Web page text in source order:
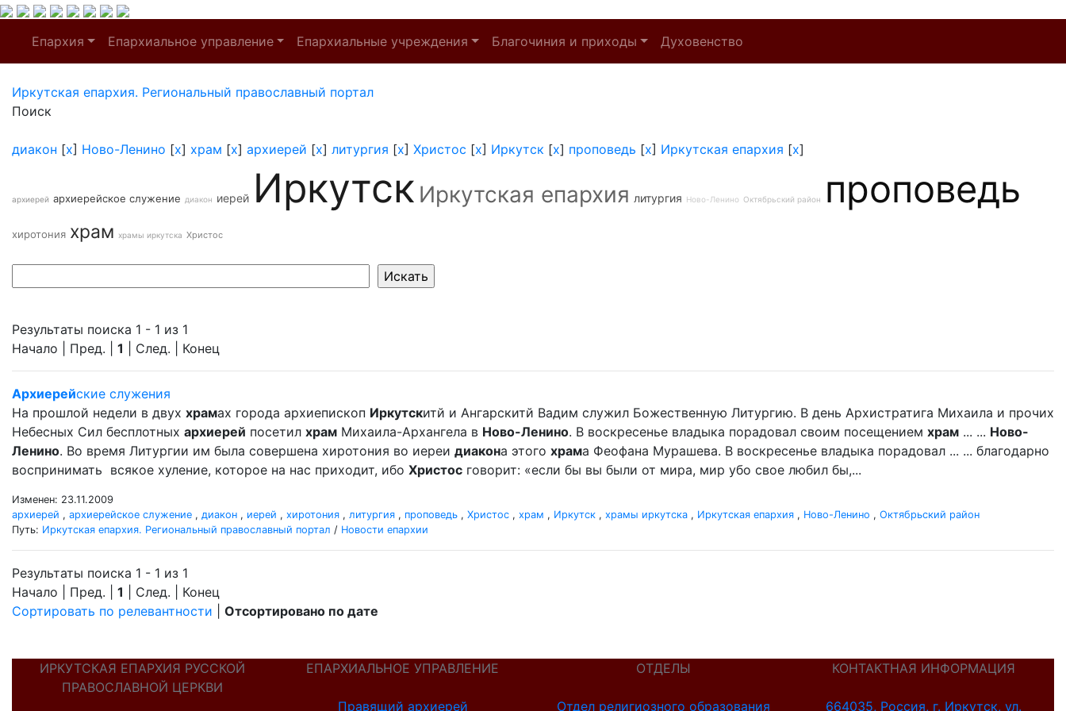
Епархия Епархиальное управление Епархиальные учреждения Благочиния и приходы Духовенство
Иркутская епархия. Региональный православный портал
Поиск
диакон [x] Ново-Ленино [x] храм [x] архиерей [x] литургия [x] Христос [x] Иркутск [x] проповедь [x] Иркутская епархия [x]
архиерей архиерейское служение диакон иерей Иркутск Иркутская епархия литургия Ново-Ленино Октябрьский район проповедь
хиротония храм храмы иркутска Христос
Результаты поиска 1 - 1 из 1
Начало | Пред. | 1 | След. | Конец
Архиерейские служения
На прошлой недели в двух храмах города архиепископ Иркутскитй и Ангарскитй Вадим служил Божественную Литургию. В день Архистратига Михаила и прочих
Небесных Сил бесплотных архиерей посетил храм Михаила-Архангела в Ново-Ленино. В воскресенье владыка порадовал своим посещением храм ... ... Ново-
Ленино. Во время Литургии им была совершена хиротония во иереи диакона этого храма Феофана Мурашева. В воскресенье владыка порадовал ... ... благодарно
воспринимать всякое хуление, которое на нас приходит, ибо Христос говорит: «если бы вы были от мира, мир убо свое любил бы,...
Изменен: 23.11.2009
архиерей , архиерейское служение , диакон , иерей , хиротония , литургия , проповедь , Христос , храм , Иркутск , храмы иркутска , Иркутская епархия , Ново-Ленино , Октябрьский район
Путь: Иркутская епархия. Региональный православный портал / Новости епархии
Результаты поиска 1 - 1 из 1
Начало | Пред. | 1 | След. | Конец
Сортировать по релевантности
Отсортировано по дате
ИРКУТСКАЯ ЕПАРХИЯ РУССКОЙ
ПРАВОСЛАВНОЙ ЦЕРКВИ
ЕПАРХИАЛЬНОЕ УПРАВЛЕНИЕ
Правящий архиерей
ОТДЕЛЫ
Отдел религиозного образования
КОНТАКТНАЯ ИНФОРМАЦИЯ
664035, Россия, г. Иркутск, ул.